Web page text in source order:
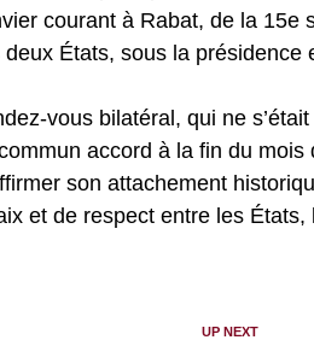
courant à Rabat, de la 15e
États, sous la présidence
vous bilatéral, qui ne
accord à la fin du mois
son attachement
et de respect entre les
UP NEXT